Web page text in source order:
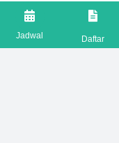
Jadwal Daftar